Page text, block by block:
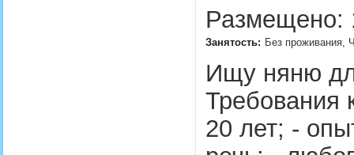
Размещено:
Занятость: Без проживания,
Ищу няню
Требования
20 лет; -